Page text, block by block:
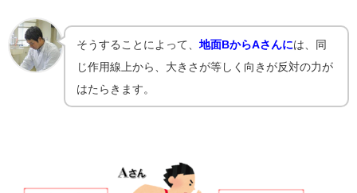
そうすることによって、地面BからAさんには、同
じ作用線上から、大きさが等しく向きが反対の力が
はたらきます。